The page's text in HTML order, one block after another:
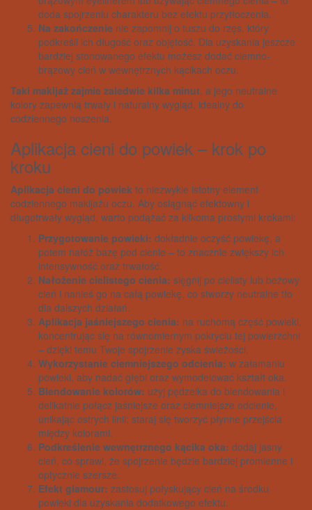
doda spojrzeniu charakteru bez efektu przytłoczenia.
Na zakończenie nie zapomnij o tuszu do rzęs, który
podkreśli ich długość oraz objętość. Dla uzyskania jeszcze
bardziej stonowanego efektu możesz dodać ciemno-
brązowy cień w wewnętrznych kącikach oczu.
Taki makijaż zajmie zaledwie kilka minut, a jego neutralne
kolory zapewnią trwały i naturalny wygląd, idealny do
codziennego noszenia.
Aplikacja cieni do powiek – krok po
kroku
Aplikacja cieni do powiek to niezwykle istotny element
codziennego makijażu oczu. Aby osiągnąć efektowny i
długotrwały wygląd, warto podążać za kilkoma prostymi krokami:
Przygotowanie powieki: dokładnie oczyść powiekę, a
potem nałóż bazę pod cienie – to znacznie zwiększy ich
intensywność oraz trwałość.
Nałożenie cielistego cienia: sięgnij po cielisty lub beżowy
cień i nanieś go na całą powiekę, co stworzy neutralne tło
dla dalszych działań.
Aplikacja jaśniejszego cienia: na ruchomą część powieki,
koncentrując się na równomiernym pokryciu tej powierzchni
– dzięki temu Twoje spojrzenie zyska świeżości.
Wykorzystanie ciemniejszego odcienia: w załamaniu
powieki, aby nadać głębi oraz wymodelować kształt oka.
Blendowanie kolorów: użyj pędzelka do blendowania i
delikatnie połącz jaśniejsze oraz ciemniejsze odcienie,
unikając ostrych linii; staraj się tworzyć płynne przejścia
między kolorami.
Podkreślenie wewnętrznego kącika oka: dodaj jasny
cień, co sprawi, że spojrzenie będzie bardziej promienne i
optycznie szersze.
Efekt glamour: zastosuj połyskujący cień na środku
powieki dla uzyskania dodatkowego efektu.